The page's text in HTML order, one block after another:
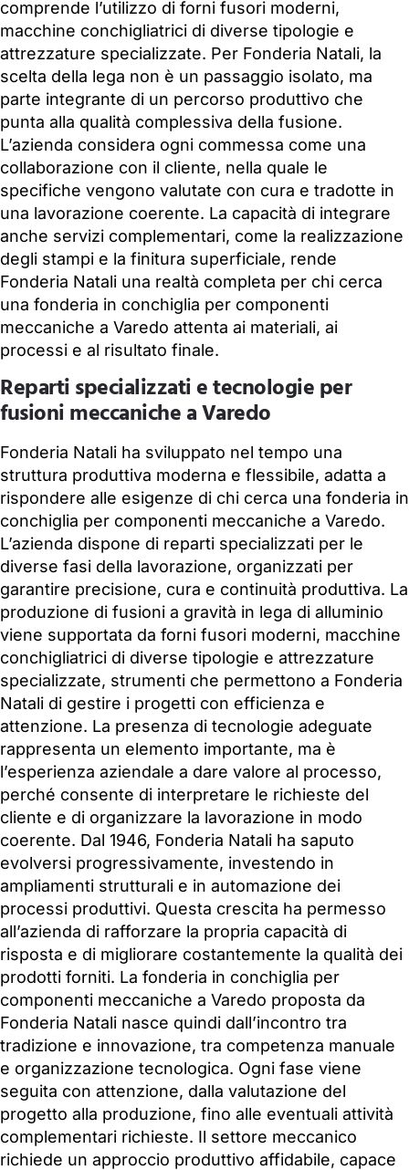
comprende l’utilizzo di forni fusori moderni,
macchine conchigliatrici di diverse tipologie e
attrezzature specializzate. Per Fonderia Natali, la
scelta della lega non è un passaggio isolato, ma
parte integrante di un percorso produttivo che
punta alla qualità complessiva della fusione.
L’azienda considera ogni commessa come una
collaborazione con il cliente, nella quale le
specifiche vengono valutate con cura e tradotte in
una lavorazione coerente. La capacità di integrare
anche servizi complementari, come la realizzazione
degli stampi e la finitura superficiale, rende
Fonderia Natali una realtà completa per chi cerca
una fonderia in conchiglia per componenti
meccaniche a Varedo attenta ai materiali, ai
processi e al risultato finale.
Reparti specializzati e tecnologie per
fusioni meccaniche a Varedo
Fonderia Natali ha sviluppato nel tempo una
struttura produttiva moderna e flessibile, adatta a
rispondere alle esigenze di chi cerca una fonderia in
conchiglia per componenti meccaniche a Varedo.
L’azienda dispone di reparti specializzati per le
diverse fasi della lavorazione, organizzati per
garantire precisione, cura e continuità produttiva. La
produzione di fusioni a gravità in lega di alluminio
viene supportata da forni fusori moderni, macchine
conchigliatrici di diverse tipologie e attrezzature
specializzate, strumenti che permettono a Fonderia
Natali di gestire i progetti con efficienza e
attenzione. La presenza di tecnologie adeguate
rappresenta un elemento importante, ma è
l’esperienza aziendale a dare valore al processo,
perché consente di interpretare le richieste del
cliente e di organizzare la lavorazione in modo
coerente. Dal 1946, Fonderia Natali ha saputo
evolversi progressivamente, investendo in
ampliamenti strutturali e in automazione dei
processi produttivi. Questa crescita ha permesso
all’azienda di rafforzare la propria capacità di
risposta e di migliorare costantemente la qualità dei
prodotti forniti. La fonderia in conchiglia per
componenti meccaniche a Varedo proposta da
Fonderia Natali nasce quindi dall’incontro tra
tradizione e innovazione, tra competenza manuale
e organizzazione tecnologica. Ogni fase viene
seguita con attenzione, dalla valutazione del
progetto alla produzione, fino alle eventuali attività
complementari richieste. Il settore meccanico
richiede un approccio produttivo affidabile, capace